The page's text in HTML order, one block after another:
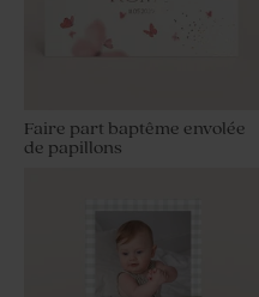
Faire part baptême envolée
de papillons